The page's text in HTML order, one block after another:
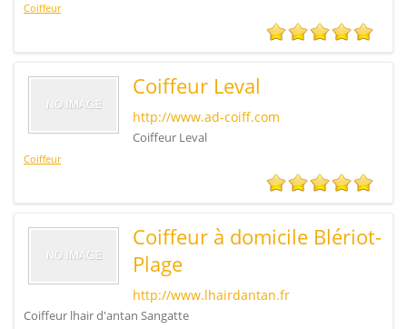
Coiffeur
Coiffeur Leval
http://www.ad-coiff.com
Coiffeur Leval
Coiffeur
Coiffeur à domicile Blériot-
Plage
http://www.lhairdantan.fr
Coiffeur lhair d'antan Sangatte